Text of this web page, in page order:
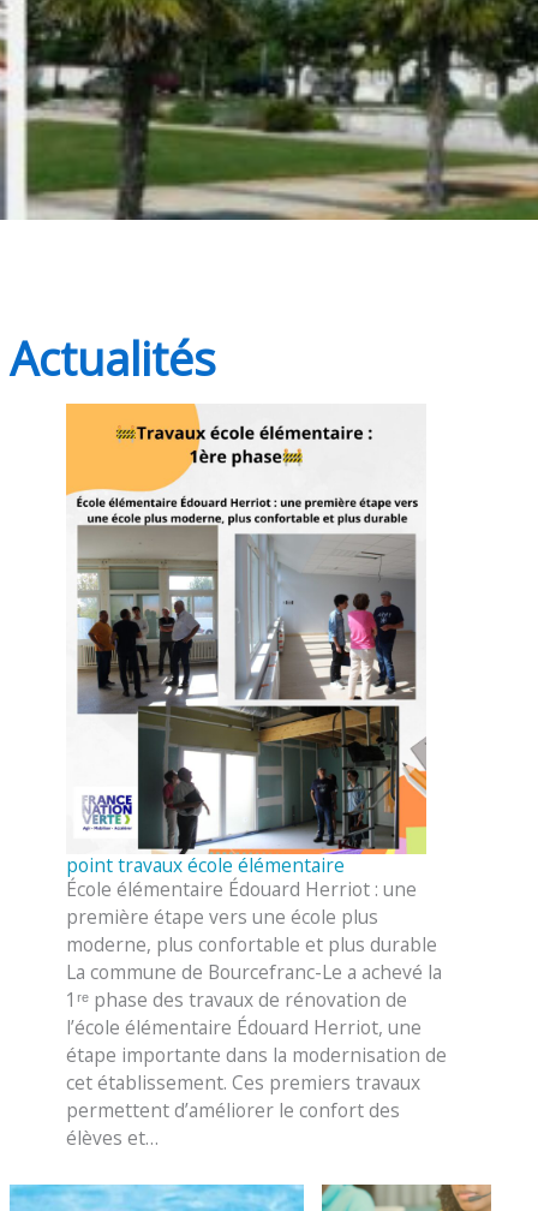
Actualités
point travaux école élémentaire
École élémentaire Édouard Herriot : une
première étape vers une école plus
moderne, plus confortable et plus durable
La commune de Bourcefranc-Le a achevé la
1ʳᵉ phase des travaux de rénovation de
l’école élémentaire Édouard Herriot, une
étape importante dans la modernisation de
cet établissement. Ces premiers travaux
permettent d’améliorer le confort des
élèves et…